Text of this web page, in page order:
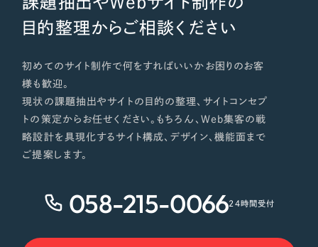
目的整理からご相談ください
初めてのサイト制作で何をすればいいかお困りのお客
様も歓迎。
現状の課題抽出やサイトの目的の整理、サイトコンセプ
トの策定からお任せください。もちろん、Web集客の戦
略設計を具現化するサイト構成、デザイン、機能面まで
ご提案します。
058-215-006624時間受付